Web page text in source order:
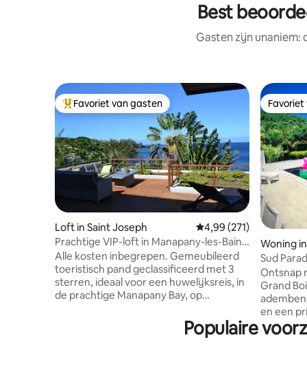
Best
Gasten zijn
Topfavoriet van gasten
Favoriet van gasten
Loft in Saint Joseph Gemiddelde
4,99 (271)
Prachtige VIP-loft in Manapany-les-Bains,
met uitzicht op zee
Alle kosten inbegrepen. Gemeubileerd
toeristisch pand geclassificeerd met 3
sterren, ideaal voor een huwelijksreis, in
de prachtige Manapany Bay, op
zwembad. Een enorm terras met uitzicht
op de Indische Oceaan zover het oog
Woning
Sud
wilde
Ontsnap
Grand
en een
volledig
Populaire